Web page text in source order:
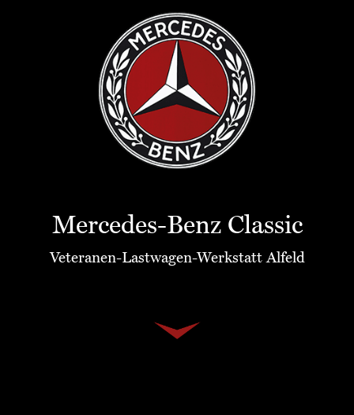
Mercedes-Benz Classic
Veteranen-Lastwagen-Werkstatt Alfeld